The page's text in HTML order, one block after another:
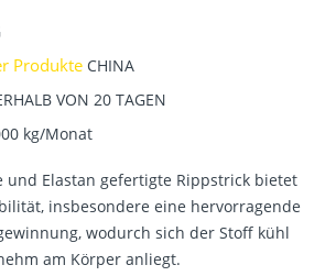
Produkte CHINA
VON 20 TAGEN
kg/Monat
und Elastan gefertigte Rippstrick bietet
insbesondere eine hervorragende
wodurch sich der Stoff kühl
am Körper anliegt.